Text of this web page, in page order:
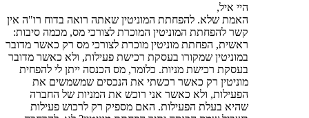
היי איל,
האמת שלא. להפחתת המוניטין שאתה רואה בדוח רו"ה אין
קשר להפחתת המוניטין המוכרת לצורכי מס, מכמה סיבות:
ראשית, הפחתת מוניטין מוכרת לצורכי מס רק כאשר מדובר
במוניטין שמקורו בעסקת רכישת פעילות, ולא כאשר מדובר
בעסקת רכישת מניות. כלומר, מס הכנסה ייתן לי להפחית
מוניטין רק כאשר רכשתי את הנכסים שמשמשים את
הפעילות, ולא כאשר אני רוכש את המניות של החברה
שהיא בעלת הפעילות. האם מספיק רק לרכוש פעילות